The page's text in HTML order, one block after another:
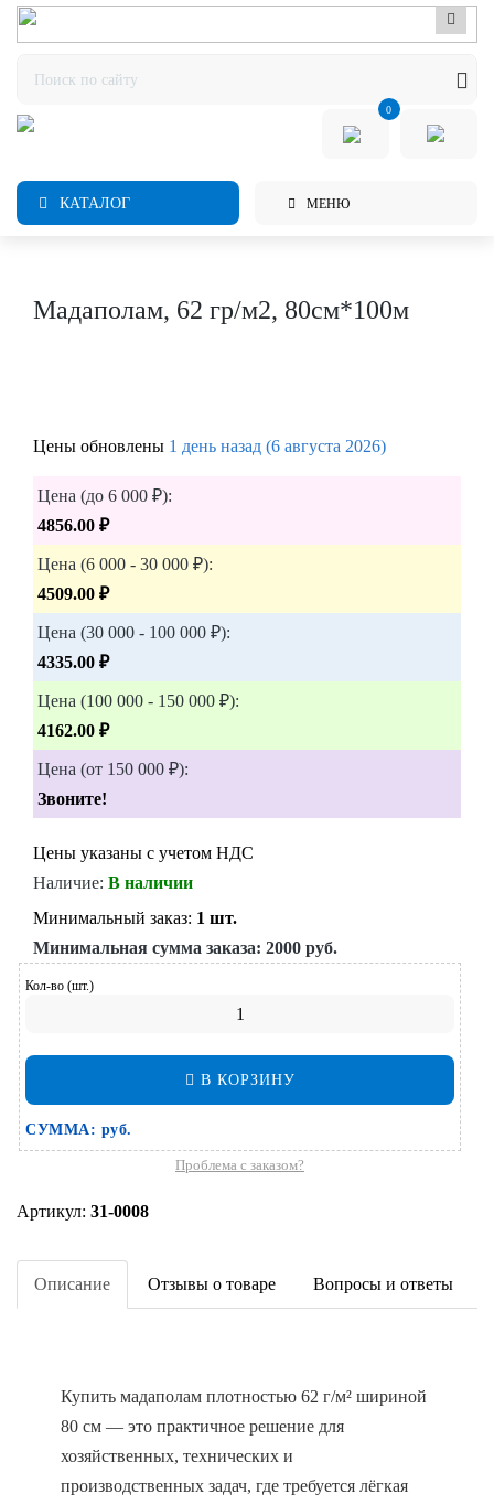
0
КАТАЛОГ МЕНЮ
Мадаполам, 62 гр/м2, 80см*100м
Цены обновлены 1 день назад (6 августа 2026)
Цена (до 6 000 ₽):
4856.00 ₽
Цена (6 000 - 30 000 ₽):
4509.00 ₽
Цена (30 000 - 100 000 ₽):
4335.00 ₽
Цена (100 000 - 150 000 ₽):
4162.00 ₽
Цена (от 150 000 ₽):
Звоните!
Цены указаны с учетом НДС
Наличие: В наличии
Минимальный заказ: 1 шт.
Минимальная сумма заказа: 2000 руб.
Кол-во (шт.)
В КОРЗИНУ
СУММА: руб.
Проблема с заказом?
Артикул: 31-0008
Описание Отзывы о товаре Вопросы и ответы
Купить мадаполам плотностью 62 г/м² шириной
80 см — это практичное решение для
хозяйственных, технических и
производственных задач, где требуется лёгкая